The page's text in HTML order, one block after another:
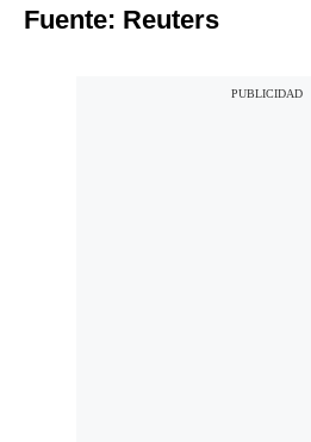
Fuente: Reuters